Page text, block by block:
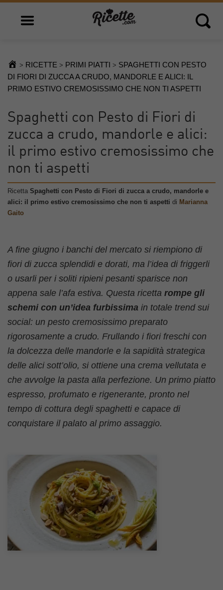
Open main menu Open
> RICETTE > PRIMI PIATTI > SPAGHETTI CON PESTO
DI FIORI DI ZUCCA A CRUDO, MANDORLE E ALICI: IL
PRIMO ESTIVO CREMOSISSIMO CHE NON TI ASPETTI
Spaghetti con Pesto di Fiori di
zucca a crudo, mandorle e alici:
il primo estivo cremosissimo che
non ti aspetti
Ricetta Spaghetti con Pesto di Fiori di zucca a crudo, mandorle e
alici: il primo estivo cremosissimo che non ti aspetti di Marianna
Gaito
A fine giugno i banchi del mercato si riempiono di
fiori di zucca splendidi e dorati, ma l’idea di friggerli
o usarli per i soliti ripieni pesanti sparisce non
appena sale l’afa estiva. Questa ricetta rompe gli
schemi con un’idea furbissima in totale trend sui
social: un pesto cremosissimo preparato
rigorosamente a crudo. Frullando i fiori freschi con
la dolcezza delle mandorle e la sapidità strategica
delle alici sott’olio, si ottiene una crema vellutata e
che avvolge la pasta alla perfezione. Un primo piatto
espresso, profumato e rigenerante, pronto nel
tempo di cottura degli spaghetti e capace di
conquistare il palato al primo assaggio.